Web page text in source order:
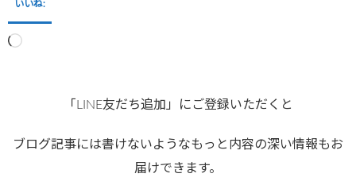
いいね:
読
「LINE友だち追加」にご登録いただくと
ブログ記事には書けないようなもっと内容の深い情報もお
届けできます。